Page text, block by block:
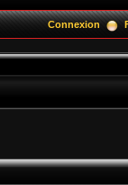
Connexion